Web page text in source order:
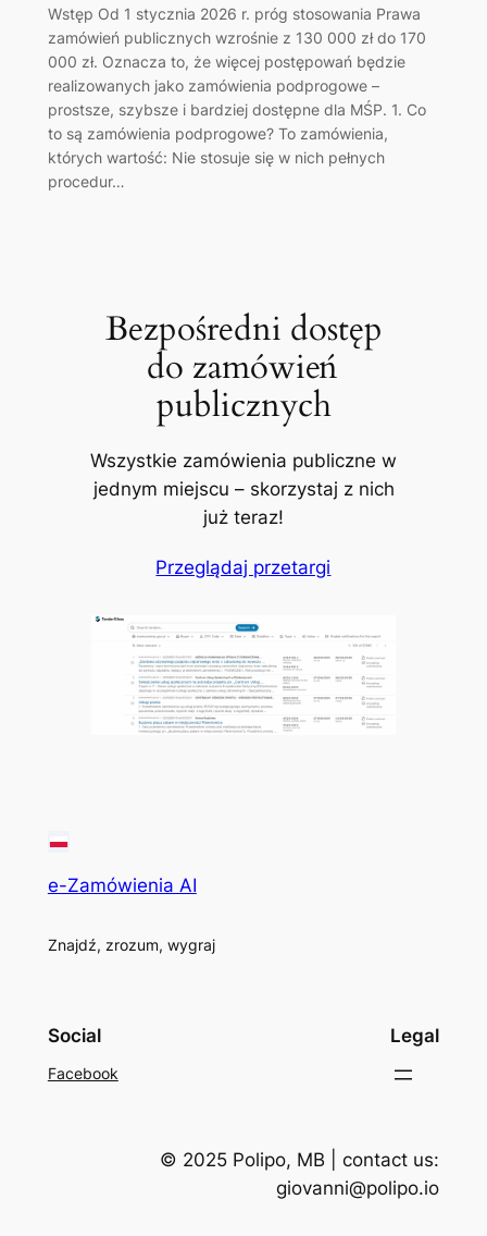
Wstęp Od 1 stycznia 2026 r. próg stosowania Prawa
zamówień publicznych wzrośnie z 130 000 zł do 170
000 zł. Oznacza to, że więcej postępowań będzie
realizowanych jako zamówienia podprogowe –
prostsze, szybsze i bardziej dostępne dla MŚP. 1. Co
to są zamówienia podprogowe? To zamówienia,
których wartość: Nie stosuje się w nich pełnych
procedur…
Bezpośredni dostęp
do zamówień
publicznych
Wszystkie zamówienia publiczne w
jednym miejscu – skorzystaj z nich
już teraz!
Przeglądaj przetargi
e-Zamówienia AI
Znajdź, zrozum, wygraj
Social
Facebook
Legal
© 2025 Polipo, MB | contact us:
giovanni@polipo.io